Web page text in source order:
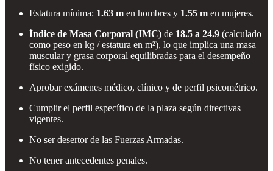
Estatura mínima: 1.63 m en hombres y 1.55 m en mujeres.
Índice de Masa Corporal (IMC) de 18.5 a 24.9 (calculado
como peso en kg / estatura en m²), lo que implica una masa
muscular y grasa corporal equilibradas para el desempeño
físico exigido.
Aprobar exámenes médico, clínico y de perfil psicométrico.
Cumplir el perfil específico de la plaza según directivas
vigentes.
No ser desertor de las Fuerzas Armadas.
No tener antecedentes penales.